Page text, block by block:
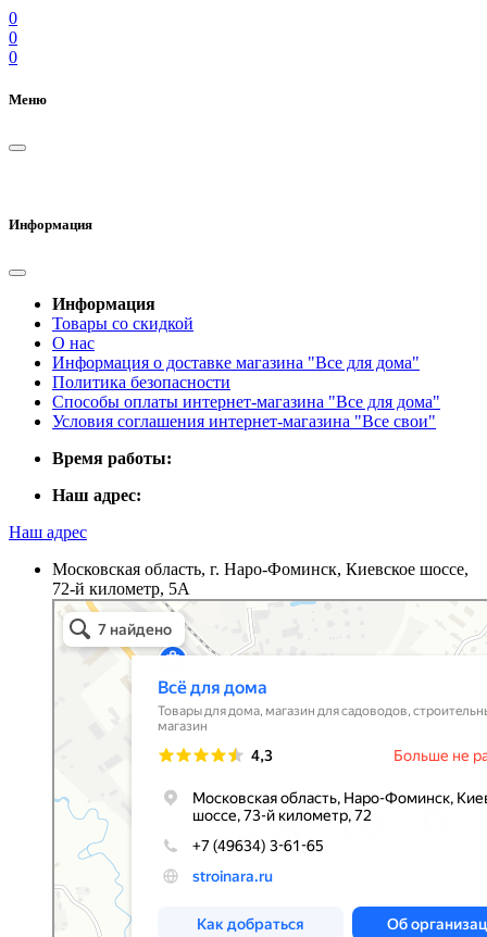
0
0
0
Меню
Информация
Информация
Товары со скидкой
О нас
Информация о доставке магазина "Все для дома"
Политика безопасности
Способы оплаты интернет-магазина "Все для дома"
Условия соглашения интернет-магазина "Все свои"
Время работы:
Наш адрес:
Наш адрес
Московская область, г. Наро-Фоминск, Киевское шоссе,
72-й километр, 5А